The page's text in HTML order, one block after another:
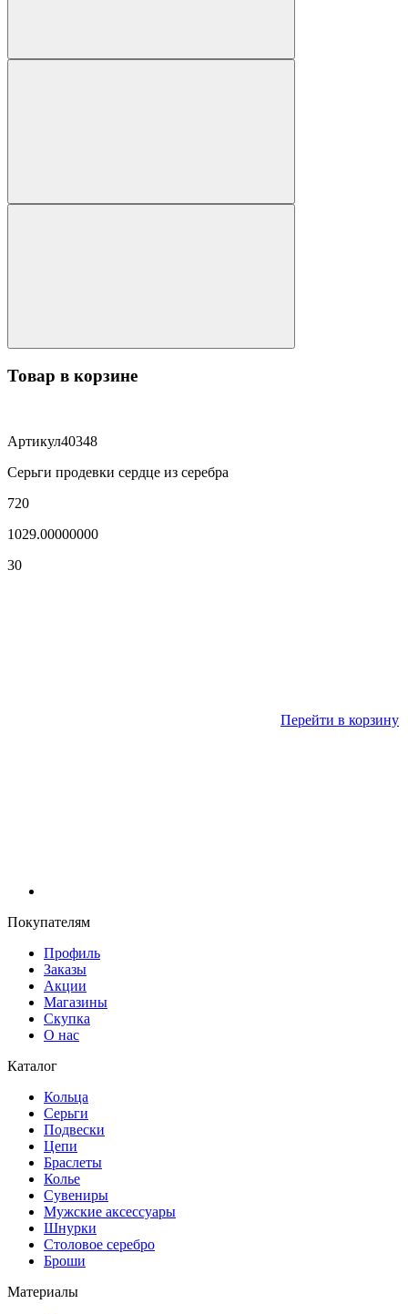
Товар в корзине
Артикул40348
Серьги продевки сердце из серебра
720
1029.00000000
30
Перейти в корзину
Покупателям
Профиль
Заказы
Акции
Магазины
Скупка
О нас
Каталог
Кольца
Серьги
Подвески
Цепи
Браслеты
Колье
Сувениры
Мужские аксессуары
Шнурки
Столовое серебро
Броши
Материалы